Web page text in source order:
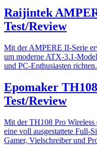
Raijintek
Test/Review
Mit der AMPERE II-Serie
um moderne ATX-3.1-
und PC-Enthusiasten richten.
Epomaker
Test/Review
Mit der TH108 Pro
eine voll ausgestattete Full-
Gamer, Vielschreiber und